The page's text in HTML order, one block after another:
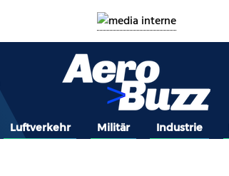
Luftverkehr Militär Industrie